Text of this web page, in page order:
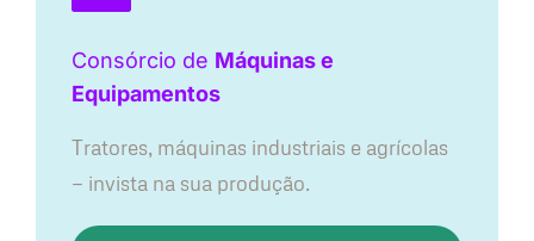
Consórcio de Máquinas e
Equipamentos
Tratores, máquinas industriais e agrícolas
— invista na sua produção.